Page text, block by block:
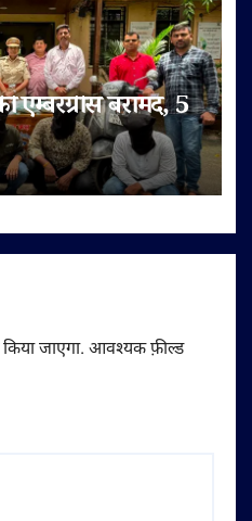
बरामद, 5
जाएगा. आवश्यक फ़ील्ड